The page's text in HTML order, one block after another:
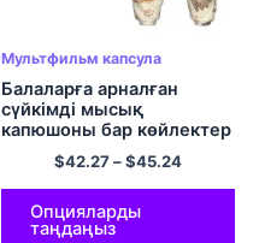
Мультфильм капсула
Балаларға арналған
сүйкімді мысық
капюшоны бар көйлектер
мен шалбарлар жайлы
полиэфирден жасалған
юбка жиынтықтары
$42.27–$45.24
Опцияларды
таңдаңыз